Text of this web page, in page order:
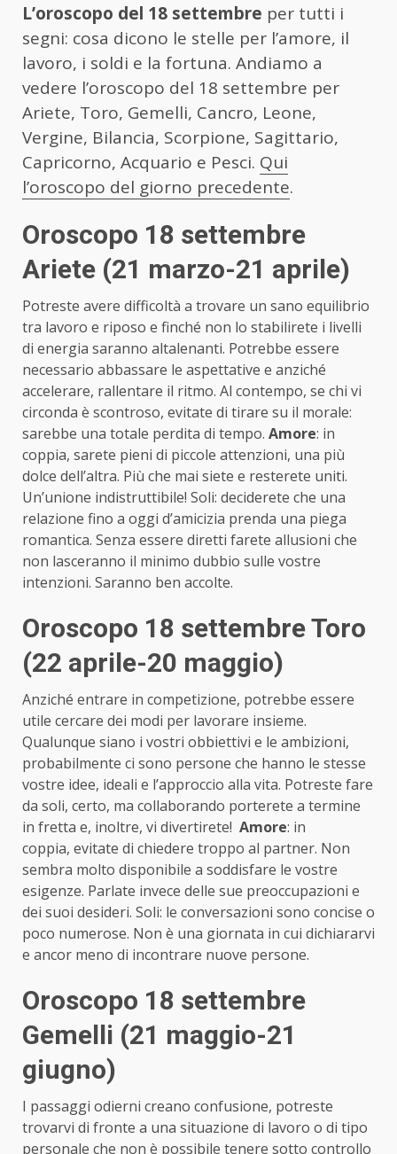
L’oroscopo del 18 settembre per tutti i
segni: cosa dicono le stelle per l’amore, il
lavoro, i soldi e la fortuna. Andiamo a
vedere l’oroscopo del 18 settembre per
Ariete, Toro, Gemelli, Cancro, Leone,
Vergine, Bilancia, Scorpione, Sagittario,
Capricorno, Acquario e Pesci. Qui
l’oroscopo del giorno precedente.
Oroscopo 18 settembre
Ariete (21 marzo-21 aprile)
Potreste avere difficoltà a trovare un sano equilibrio
tra lavoro e riposo e finché non lo stabilirete i livelli
di energia saranno altalenanti. Potrebbe essere
necessario abbassare le aspettative e anziché
accelerare, rallentare il ritmo. Al contempo, se chi vi
circonda è scontroso, evitate di tirare su il morale:
sarebbe una totale perdita di tempo. Amore: in
coppia, sarete pieni di piccole attenzioni, una più
dolce dell’altra. Più che mai siete e resterete uniti.
Un’unione indistruttibile! Soli: deciderete che una
relazione fino a oggi d’amicizia prenda una piega
romantica. Senza essere diretti farete allusioni che
non lasceranno il minimo dubbio sulle vostre
intenzioni. Saranno ben accolte.
Oroscopo 18 settembre Toro
(22 aprile-20 maggio)
Anziché entrare in competizione, potrebbe essere
utile cercare dei modi per lavorare insieme.
Qualunque siano i vostri obbiettivi e le ambizioni,
probabilmente ci sono persone che hanno le stesse
vostre idee, ideali e l’approccio alla vita. Potreste fare
da soli, certo, ma collaborando porterete a termine
in fretta e, inoltre, vi divertirete! Amore: in
coppia, evitate di chiedere troppo al partner. Non
sembra molto disponibile a soddisfare le vostre
esigenze. Parlate invece delle sue preoccupazioni e
dei suoi desideri. Soli: le conversazioni sono concise o
poco numerose. Non è una giornata in cui dichiararvi
e ancor meno di incontrare nuove persone.
Oroscopo 18 settembre
Gemelli (21 maggio-21
giugno)
I passaggi odierni creano confusione, potreste
trovarvi di fronte a una situazione di lavoro o di tipo
personale che non è possibile tenere sotto controllo